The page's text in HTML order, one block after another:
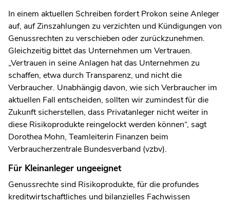
In einem aktuellen Schreiben fordert Prokon seine Anleger
auf, auf Zinszahlungen zu verzichten und Kündigungen von
Genussrechten zu verschieben oder zurückzunehmen.
Gleichzeitig bittet das Unternehmen um Vertrauen.
„Vertrauen in seine Anlagen hat das Unternehmen zu
schaffen, etwa durch Transparenz, und nicht die
Verbraucher. Unabhängig davon, wie sich Verbraucher im
aktuellen Fall entscheiden, sollten wir zumindest für die
Zukunft sicherstellen, dass Privatanleger nicht weiter in
diese Risikoprodukte reingelockt werden können“, sagt
Dorothea Mohn, Teamleiterin Finanzen beim
Verbraucherzentrale Bundesverband (vzbv).
Für Kleinanleger ungeeignet
Genussrechte sind Risikoprodukte, für die profundes
kreditwirtschaftliches und bilanzielles Fachwissen